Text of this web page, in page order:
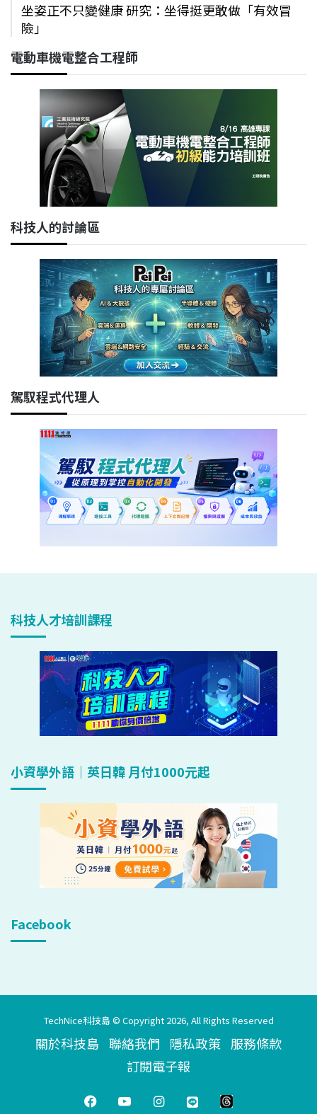
坐姿正不只變健康 研究：坐得挺更敢做「有效冒
險」
電動車機電整合工程師
科技人的討論區
駕馭程式代理人
科技人才培訓課程
小資學外語｜英日韓 月付1000元起
Facebook
TechNice科技島 © Copyright 2026, All Rights Reserved
關於科技島 聯絡我們 隱私政策 服務條款
訂閱電子報